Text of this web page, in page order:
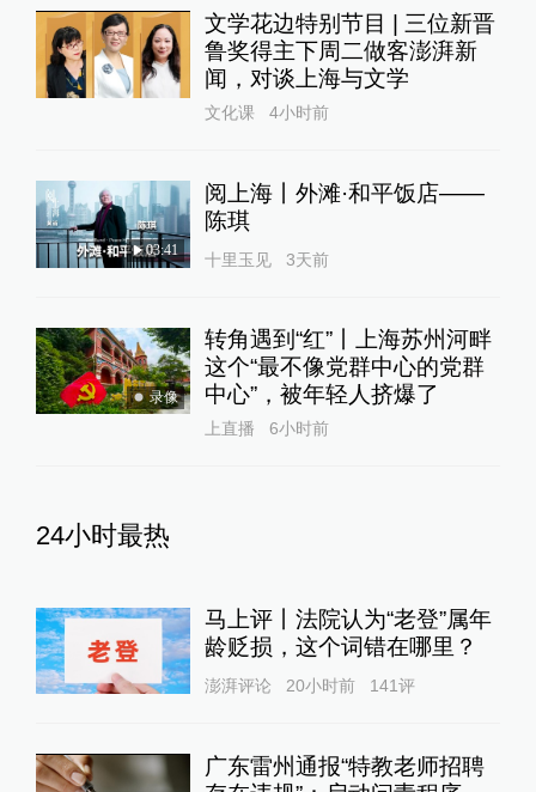
文学花边特别节目 | 三位新晋
鲁奖得主下周二做客澎湃新
闻，对谈上海与文学
文化课 4小时前
03:41
阅上海丨外滩·和平饭店——
陈琪
十里玉见 3天前
录像
转角遇到“红”丨上海苏州河畔
这个“最不像党群中心的党群
中心”，被年轻人挤爆了
上直播 6小时前
24小时最热
马上评丨法院认为“老登”属年
龄贬损，这个词错在哪里？
澎湃评论 20小时前 141评
广东雷州通报“特教老师招聘